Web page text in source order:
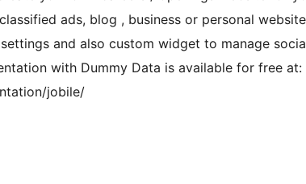
ads, blog , business or personal
and also custom widget to manage
with Dummy Data is available for free at:
jobile/